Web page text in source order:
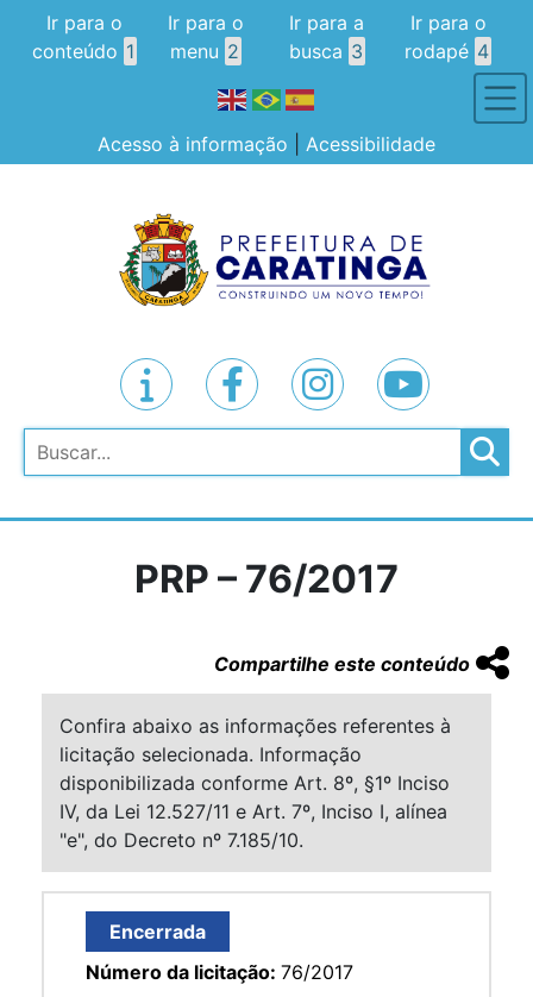
Ir para o
conteúdo 1
Ir para o
menu 2
Ir para a
busca 3
Ir para o
rodapé 4
Acesso à informação Acessibilidade
Pesquisar
PRP – 76/2017
Compartilhe este conteúdo
Confira abaixo as informações referentes à
licitação selecionada. Informação
disponibilizada conforme Art. 8º, §1º Inciso
IV, da Lei 12.527/11 e Art. 7º, Inciso I, alínea
"e", do Decreto nº 7.185/10.
Encerrada
Número da licitação: 76/2017